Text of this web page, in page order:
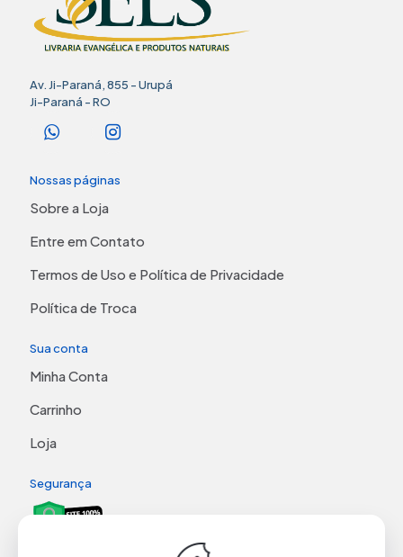
Av. Ji-Paraná, 855 - Urupá
Ji-Paraná - RO
Nossas páginas
Sobre a Loja
Entre em Contato
Termos de Uso e Política de Privacidade
Política de Troca
Sua conta
Minha Conta
Carrinho
Loja
Segurança